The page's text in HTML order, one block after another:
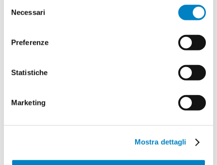
delNecessari
Preferenze
Statistiche
Marketing
Mostra dettagli
Tempi di consegna standard:
PREVENTIVO & BOZZA GRATUITA
Opzioni: